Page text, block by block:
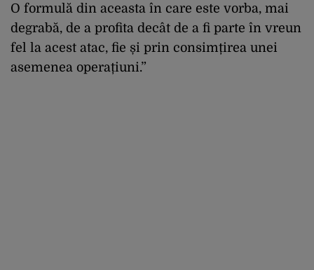
O formulă din aceasta în care este vorba, mai
degrabă, de a profita decât de a fi parte în vreun
fel la acest atac, fie și prin consimțirea unei
asemenea operațiuni.”